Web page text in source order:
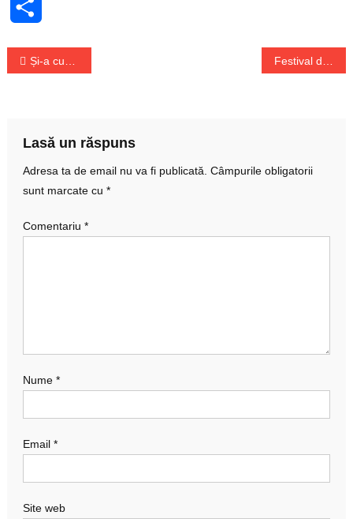
Navigare
Și-a cumpărat Lamborghini cu banii de ajutoare pentru Covid 19
Lasă un răspuns
Adresa ta de email nu va fi publicată. Câmpurile obligatorii
sunt marcate cu *
Comentariu *
Nume *
Email *
Site web